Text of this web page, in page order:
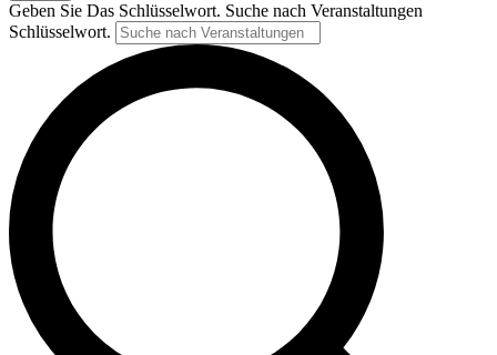
Geben Sie Das Schlüsselwort. Suche nach Veranstaltungen
Schlüsselwort.